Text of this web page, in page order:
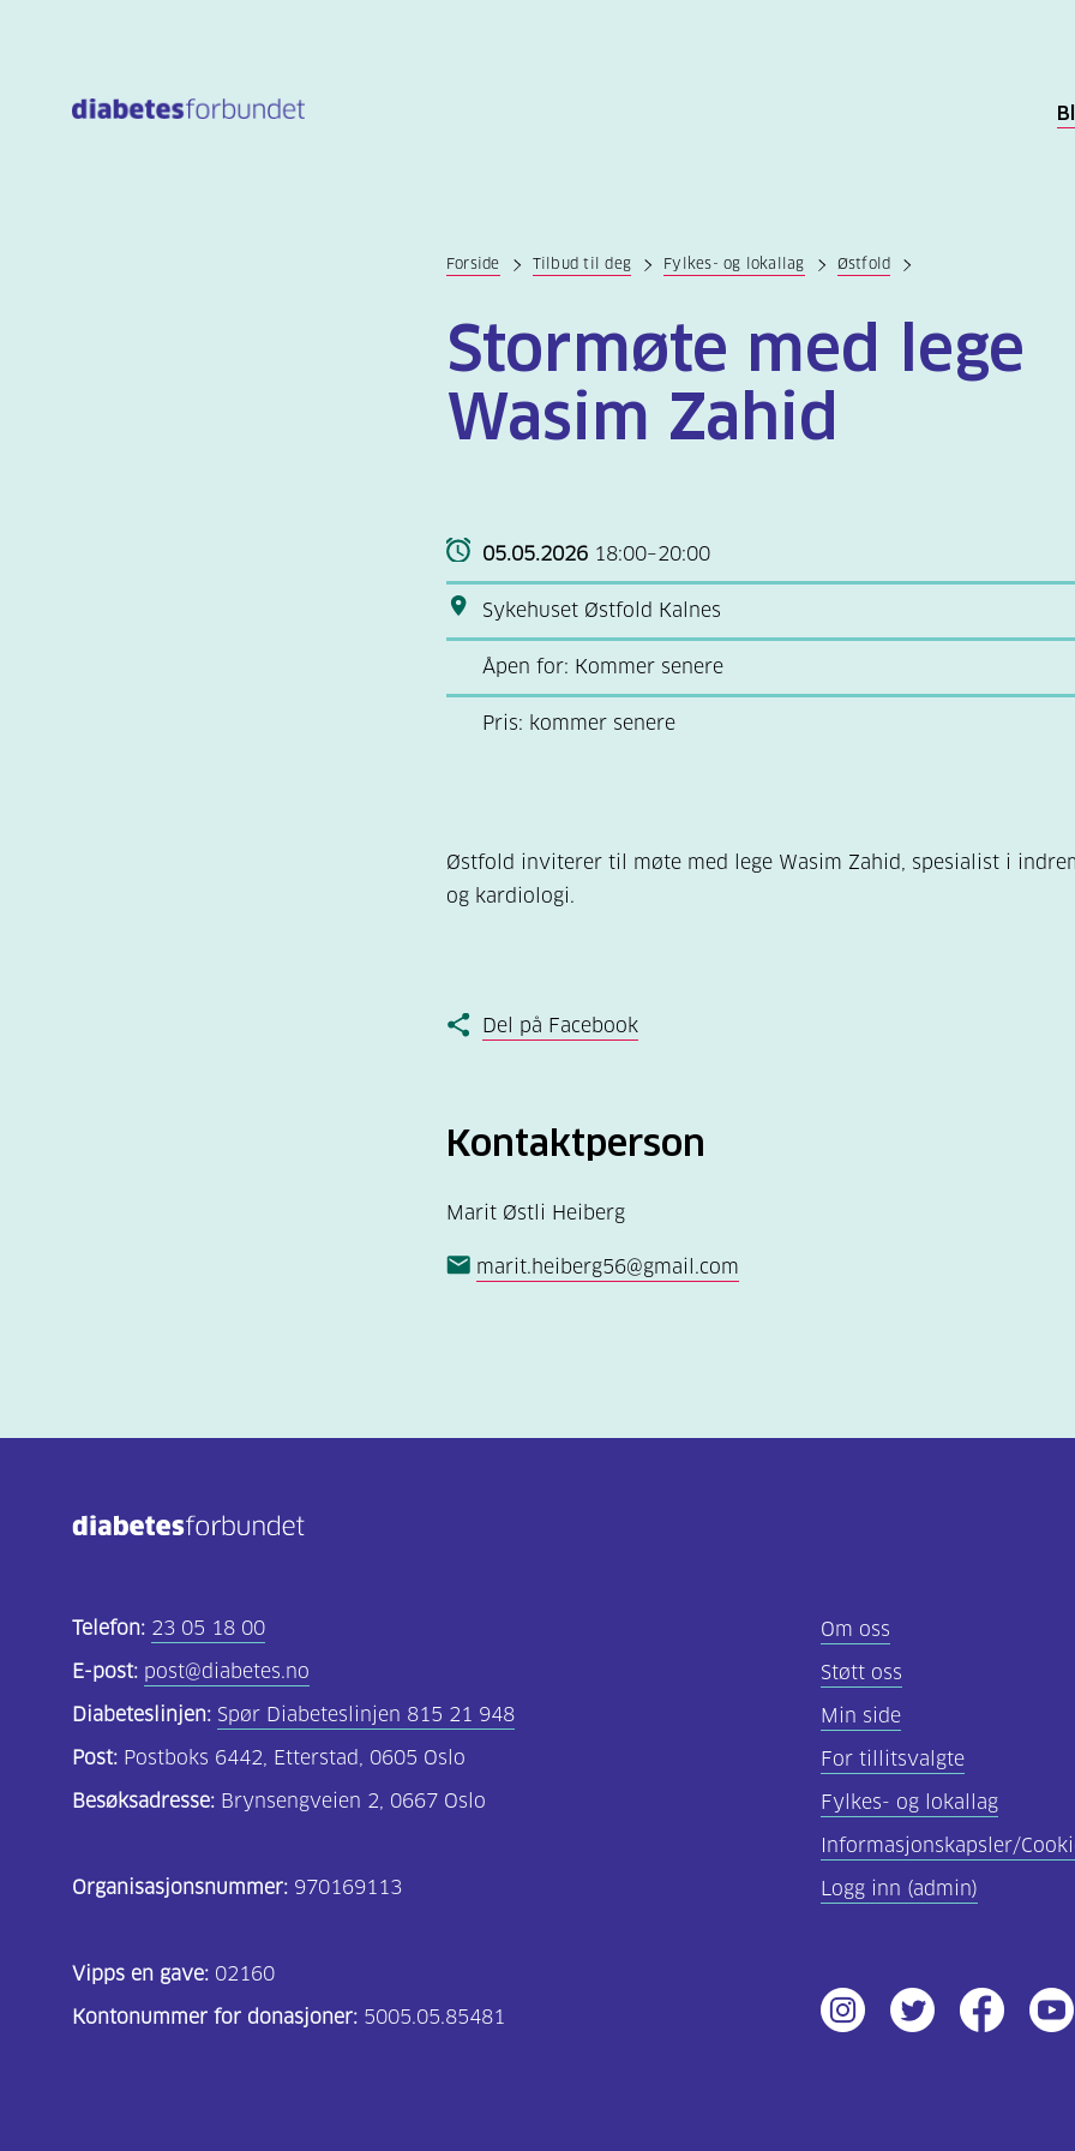
Forside Tilbud til deg Fylkes- og lokallag Østfold
Stormøte med lege
Wasim Zahid
05.05.2026 18:00–20:00
Sykehuset Østfold Kalnes
Åpen for: Kommer senere
Pris: kommer senere
Østfold inviterer til møte med lege Wasim Zahid, spesialist i
og kardiologi.
Del på Facebook
Kontaktperson
Marit Østli Heiberg
marit.heiberg56@gmail.com
Telefon: 23 05 18 00
E-post: post@diabetes.no
Diabeteslinjen: Spør Diabeteslinjen 815 21 948
Post: Postboks 6442, Etterstad, 0605 Oslo
Besøksadresse: Brynsengveien 2, 0667 Oslo
Organisasjonsnummer: 970169113
Vipps en gave: 02160
Kontonummer for donasjoner: 5005.05.85481
Om oss
Støtt oss
Min side
For tillitsvalgte
Fylkes- og lokallag
Informasjonskapsler/
Logg inn (admin)
InstagramTwitter Facebook